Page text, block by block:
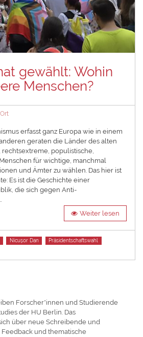
gewählt: Wohin
Menschen?
erfasst ganz Europa wie in einem
geraten die Länder des alten
rechtsextreme, populistische,
für wichtige, manchmal
und Ämter zu wählen. Das hier ist
Es ist die Geschichte einer
die sich gegen Anti-
Weiter lesen
Nicușor Dan
Präsidentschaftswahl
Forscher*innen und Studierende
der HU Berlin. Das
über neue Schreibende und
und thematische